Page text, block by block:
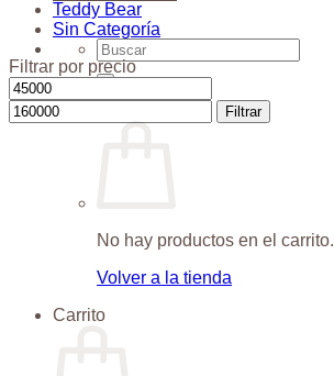
Buscar
por:
$
No hay productos en el carrito.
Volver a la tienda
Carrito
Teddy Bear
Sin Categoría
Filtrar por precio
Precio
mínimo
máximo
Filtrar